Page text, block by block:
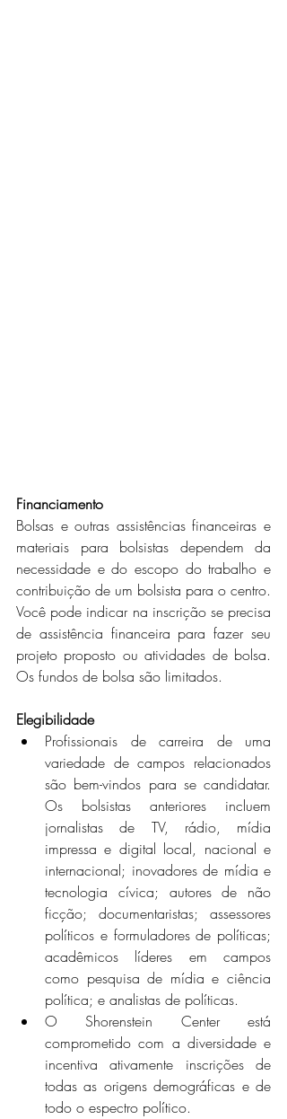
Financiamento
Bolsas e outras assistências financeiras e
materiais para bolsistas dependem da
necessidade e do escopo do trabalho e
contribuição de um bolsista para o centro.
Você pode indicar na inscrição se precisa
de assistência financeira para fazer seu
projeto proposto ou atividades de bolsa.
Os fundos de bolsa são limitados.
Elegibilidade
Profissionais de carreira de uma
variedade de campos relacionados
são bem-vindos para se candidatar.
Os bolsistas anteriores incluem
jornalistas de TV, rádio, mídia
impressa e digital local, nacional e
internacional; inovadores de mídia e
tecnologia cívica; autores de não
ficção; documentaristas; assessores
políticos e formuladores de políticas;
acadêmicos líderes em campos
como pesquisa de mídia e ciência
política; e analistas de políticas.
O Shorenstein Center está
comprometido com a diversidade e
incentiva ativamente inscrições de
todas as origens demográficas e de
todo o espectro político.